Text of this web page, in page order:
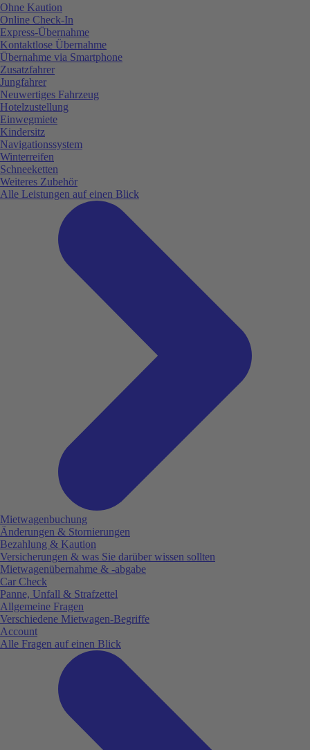
Ohne Kaution
Online Check-In
Express-Übernahme
Kontaktlose Übernahme
Übernahme via Smartphone
Zusatzfahrer
Jungfahrer
Neuwertiges Fahrzeug
Hotelzustellung
Einwegmiete
Kindersitz
Navigationssystem
Winterreifen
Schneeketten
Weiteres Zubehör
Alle Leistungen auf einen Blick
Mietwagenbuchung
Änderungen & Stornierungen
Bezahlung & Kaution
Versicherungen & was Sie darüber wissen sollten
Mietwagenübernahme & -abgabe
Car Check
Panne, Unfall & Strafzettel
Allgemeine Fragen
Verschiedene Mietwagen-Begriffe
Account
Alle Fragen auf einen Blick